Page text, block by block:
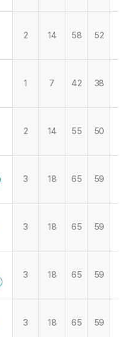
2 14 58 52
1 7 42 38
2 14 55 50
3 18 65 59
3 18 65 59
3 18 65 59
3 18 65 59